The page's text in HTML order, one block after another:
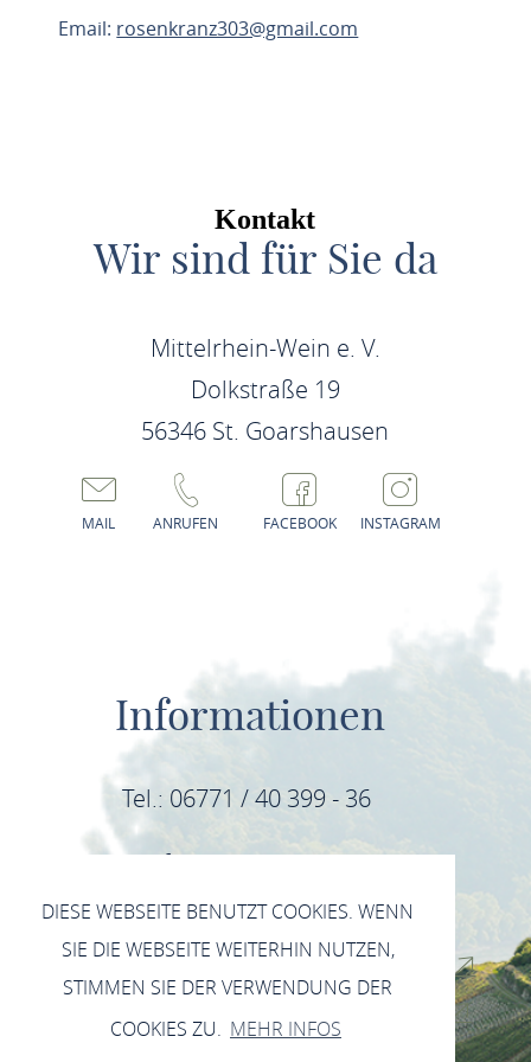
Email: rosenkranz303@gmail.com
Kontakt
Wir sind für Sie da
Mittelrhein-Wein e. V.
Dolkstraße 19
56346 St. Goarshausen
MAIL ANRUFEN FACEBOOK INSTAGRAM
Informationen
Tel.: 06771 / 40 399 - 36
E-Mail: info@mittelrhein-wein.com
IMPRESSUM
DATENSCHUTZERKLÄRUNG INSTAGRAM
DIESE WEBSEITE BENUTZT COOKIES. WENN
SIE DIE WEBSEITE WEITERHIN NUTZEN,
STIMMEN SIE DER VERWENDUNG DER
COOKIES ZU. MEHR INFOS